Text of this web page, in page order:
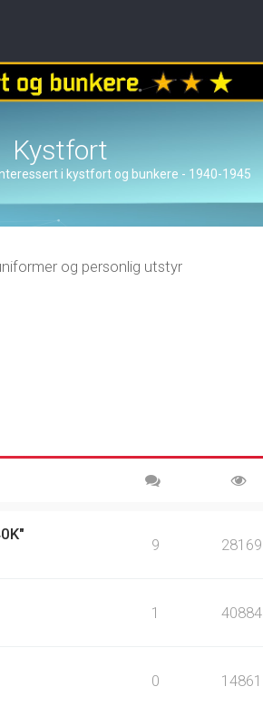
Kystfort
i kystfort og bunkere - 1940-1945
og personlig utstyr
9 28169
1 40884
0 14861